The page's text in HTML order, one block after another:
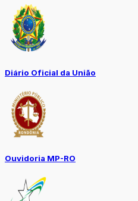
Diário Oficial da União
Ouvidoria MP-RO